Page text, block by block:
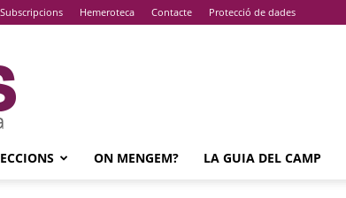
Subscripcions Hemeroteca Contacte Protecció de dades
ON MENGEM? LA GUIA DEL CAMP